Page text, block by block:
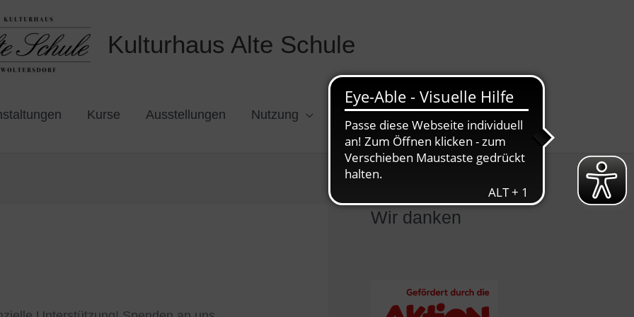
Kulturhaus Alte Schule
Kurse Ausstellungen Nutzung Mitmachen Kontakt
Wir danken